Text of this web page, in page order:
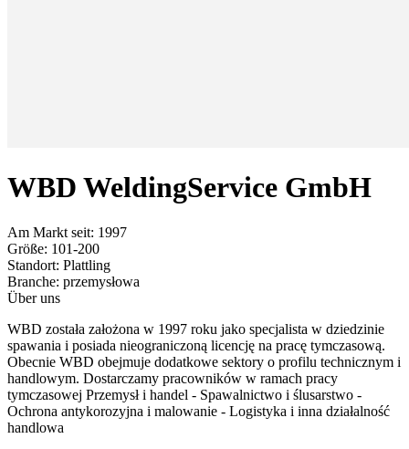
WBD WeldingService GmbH
Am Markt seit: 1997
Größe: 101-200
Standort: Plattling
Branche: przemysłowa
Über uns
WBD została założona w 1997 roku jako specjalista w dziedzinie
spawania i posiada nieograniczoną licencję na pracę tymczasową.
Obecnie WBD obejmuje dodatkowe sektory o profilu technicznym i
handlowym. Dostarczamy pracowników w ramach pracy
tymczasowej Przemysł i handel - Spawalnictwo i ślusarstwo -
Ochrona antykorozyjna i malowanie - Logistyka i inna działalność
handlowa